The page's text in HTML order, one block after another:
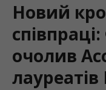
Новий
очолив